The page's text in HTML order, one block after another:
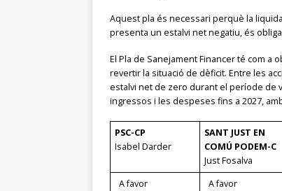
Aquest pla és necessari perquè la
presenta un estalvi net negatiu, és
El Pla de Sanejament Financer té com
revertir la situació de dèficit. Entre les
estalvi net de zero durant el període de
ingressos i les despeses fins a 2027,
PSC-CP
Isabel Darder
SANT JUST EN
COMÚ PODEM-C
Just Fosalva
A favor A favor